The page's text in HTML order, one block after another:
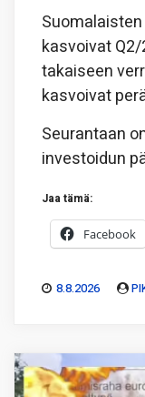
kasvoivat
takaiseen
kasvoivat
Seurantaan
investoidun
Jaa tämä:
Facebook
8.8.2026